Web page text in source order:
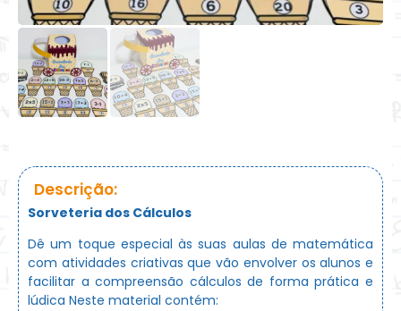
Descrição:
Sorveteria dos Cálculos
Dê um toque especial às suas aulas de matemática
com atividades criativas que vão envolver os alunos e
facilitar a compreensão cálculos de forma prática e
lúdica Neste material contém: